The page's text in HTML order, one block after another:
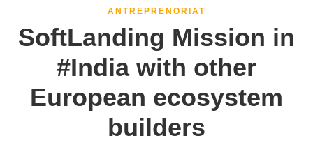
ANTREPRENORIAT
SoftLanding Mission in
#India with other
European ecosystem
builders